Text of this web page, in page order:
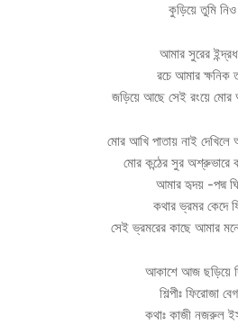
কুড়িয়ে তুমি নিও
আমার সুরের
রচে আমার ক্ষনিক
জড়িয়ে আছে সেই রংয়ে মোর
মোর আখি পাতায় নাই
মোর কন্ঠের সুর অশ্রুভারে
আমার হৃদয় -পদ্ম
কথার ভ্রমর কেদে
সেই ভ্রমরের কাছে আমার
আকাশে আজ ছড়িয়ে
শিল্পীঃ ফিরোজা
কথাঃ কাজী নজরুল